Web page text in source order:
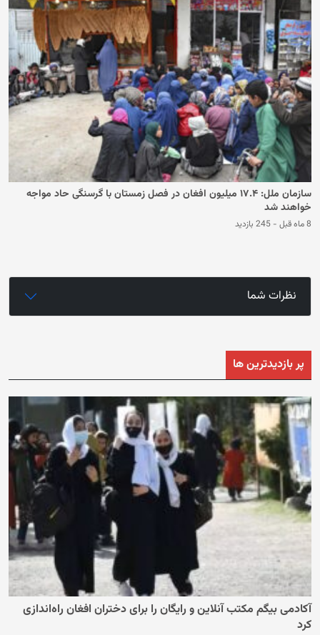
سازمان ملل: ۱۷.۴ میلیون افغان در فصل زمستان با گرسنگی حاد مواجه
خواهند شد
8 ماه قبل - 245 بازدید
نظرات شما
پر بازدیدترین ها
آکادمی بیگم مکتب آنلاین و رایگان را برای دختران افغان راه‌اندازی
کرد